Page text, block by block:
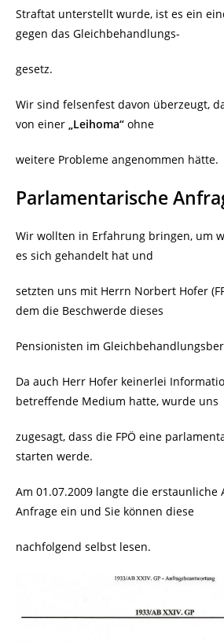
Straftat unterstellt wurde, ist es ein
gegen das Gleichbehandlungs-
gesetz.
Wir sind felsenfest davon überzeugt,
von einer „Leihoma“ ohne
weitere Probleme angenommen hätte.
Parlamentarische
Wir wollten in Erfahrung bringen, um
es sich gehandelt hat und
setzten uns mit Herrn Norbert Hofer
dem die Beschwerde dieses
Pensionisten im
Da auch Herr Hofer keinerlei
betreffende Medium hatte, wurde uns
zugesagt, dass die FPÖ eine
starten werde.
Am 01.07.2009 langte die erstaunliche
Anfrage ein und Sie können diese
nachfolgend selbst lesen.